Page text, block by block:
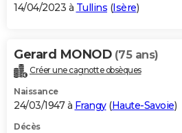
14/04/2023 à Tullins (Isère)
Gerard MONOD (75 ans)
Créer une cagnotte obsèques
Naissance
24/03/1947 à Frangy(Haute-Savoie)
Décès